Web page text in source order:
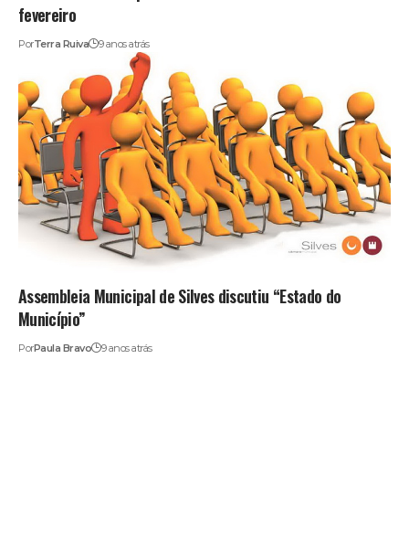
fevereiro
PorTerra Ruiva 9 anos atrás
Assembleia Municipal de Silves discutiu “Estado do
Município”
PorPaula Bravo 9 anos atrás